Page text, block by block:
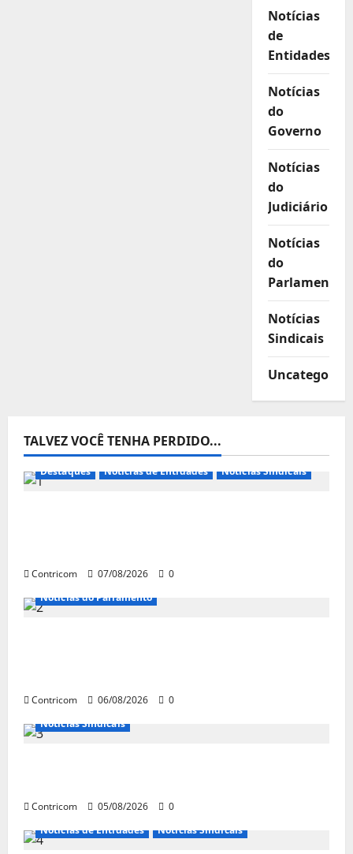
Notícias
de
Entidades
Notícias
do
Governo
Notícias
do
Judiciário
Notícias
do
Parlamento
Notícias
Sindicais
TALVEZ VOCÊ TENHA PERDIDO...
Destaques Notícias de Entidades Notícias Sindicais
Contricom 07/08/2026
0
Notícias do Parlamento
Contricom 06/08/2026
0
Notícias Sindicais
Contricom 05/08/2026
0
Notícias de Entidades
Notícias Sindicais